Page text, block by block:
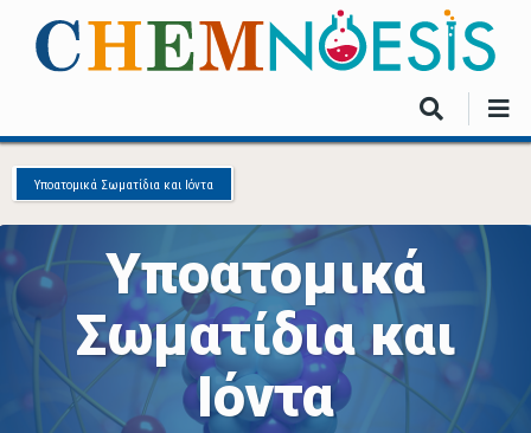
main
Υποατομικά Σωματίδια και Ιόντα
Υποατομικά
Σωματίδια και
Ιόντα